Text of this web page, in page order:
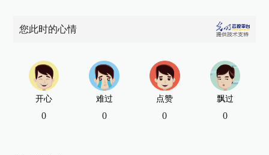
您此时的心情
开心
0
难过
0
点赞
0
飘过
0